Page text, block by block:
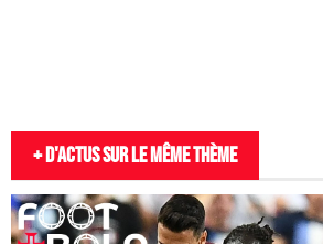
+ D'actus sur le même thème